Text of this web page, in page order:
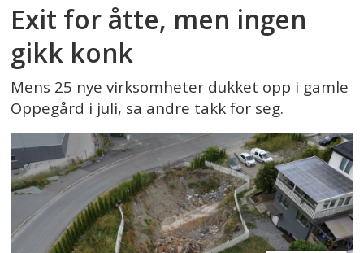
Exit for åtte, men ingen
gikk konk
Mens 25 nye virksomheter dukket opp i gamle
Oppegård i juli, sa andre takk for seg.